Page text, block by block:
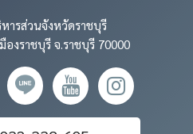
ารส่วนจังหวัดราชบุรี
องราชบุรี จ.ราชบุรี 70000